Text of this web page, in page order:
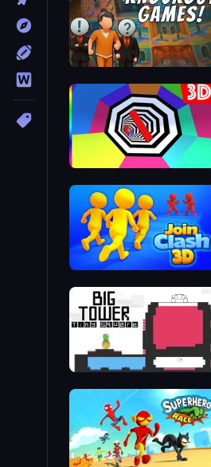
Knockout
Color Tunnel
Join Clash 3D
Big Tower Tiny Square